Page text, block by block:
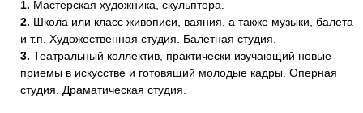
1. Мастерская художника, скульптора.
2. Школа или класс живописи, ваяния, а также музыки, балета
и т.п. Художественная студия. Балетная студия.
3. Театральный коллектив, практически изучающий новые
приемы в искусстве и готовящий молодые кадры. Оперная
студия. Драматическая студия.